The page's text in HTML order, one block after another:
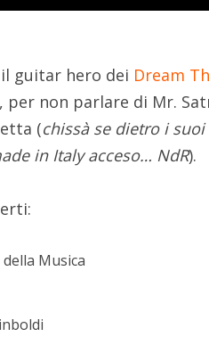
guitar hero dei Dream
per non parlare di Mr.
(chissà se dietro i
in Italy acceso… NdR).
Musica